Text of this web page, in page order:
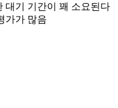
대기 기간이 꽤 소요된다
가가 많음